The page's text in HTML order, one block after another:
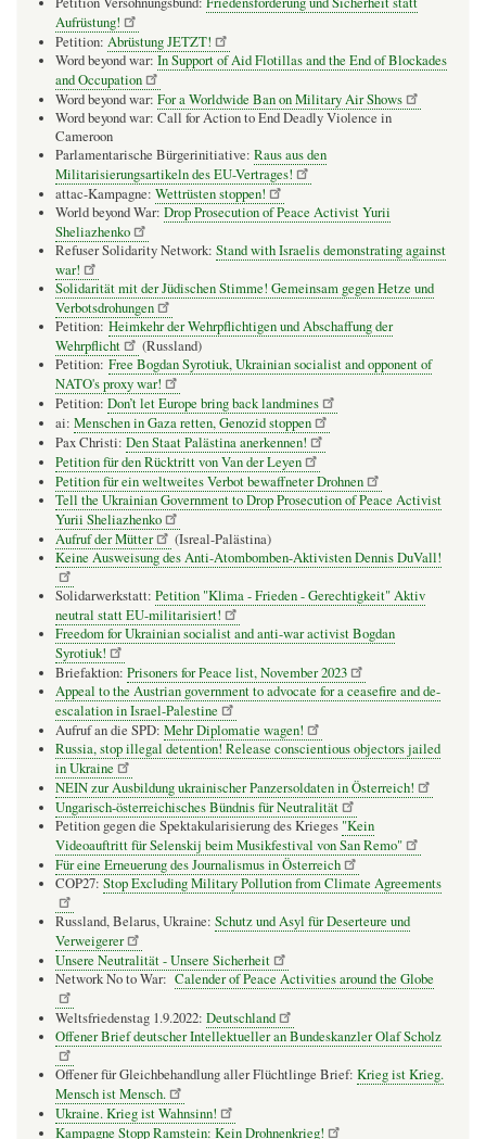
Aufrüstung!
Petition: Abrüstung JETZT!
Word beyond war: In Support of Aid Flotillas and the End of Blockades
and Occupation
Word beyond war: For a Worldwide Ban on Military Air Shows
Word beyond war: Call for Action to End Deadly Violence in
Cameroon
Parlamentarische Bürgerinitiative: Raus aus den
Militarisierungsartikeln des EU-Vertrages!
attac-Kampagne: Wettrüsten stoppen!
World beyond War: Drop Prosecution of Peace Activist Yurii
Sheliazhenko
Refuser Solidarity Network: Stand with Israelis demonstrating against
war!
Solidarität mit der Jüdischen Stimme! Gemeinsam gegen Hetze und
Verbotsdrohungen
Petition: Heimkehr der Wehrpflichtigen und Abschaffung der
Wehrpflicht
(Russland)
Petition: Free Bogdan Syrotiuk, Ukrainian socialist and opponent of
NATO's proxy war!
Petition: Don’t let Europe bring back landmines
ai: Menschen in Gaza retten, Genozid stoppen
Pax Christi: Den Staat Palästina anerkennen!
Petition für den Rücktritt von Van der Leyen
Petition für ein weltweites Verbot bewaffneter Drohnen
Tell the Ukrainian Government to Drop Prosecution of Peace Activist
Yurii Sheliazhenko
Aufruf der Mütter
(Isreal-Palästina)
Keine Ausweisung des Anti-Atombomben-Aktivisten Dennis DuVall!
Solidarwerkstatt: Petition "Klima - Frieden - Gerechtigkeit" Aktiv
neutral statt EU-militarisiert!
Freedom for Ukrainian socialist and anti-war activist Bogdan
Syrotiuk!
Briefaktion: Prisoners for Peace list, November 2023
Appeal to the Austrian government to advocate for a ceasefire and de-
escalation in Israel-Palestine
Aufruf an die SPD: Mehr Diplomatie wagen!
Russia, stop illegal detention! Release conscientious objectors jailed
in Ukraine
NEIN zur Ausbildung ukrainischer Panzersoldaten in Österreich!
Ungarisch-österreichisches Bündnis für Neutralität
Petition gegen die Spektakularisierung des Krieges "Kein
Videoauftritt für Selenskij beim Musikfestival von San Remo"
Für eine Erneuerung des Journalismus in Österreich
COP27: Stop Excluding Military Pollution from Climate Agreements
Russland, Belarus, Ukraine: Schutz und Asyl für Deserteure und
Verweigerer
Unsere Neutralität - Unsere Sicherheit
Network No to War: Calender of Peace Activities around the Globe
Weltsfriedenstag 1.9.2022: Deutschland
Offener Brief deutscher Intellektueller an Bundeskanzler Olaf Scholz
Offener für Gleichbehandlung aller Flüchtlinge Brief: Krieg ist Krieg.
Mensch ist Mensch.
Ukraine. Krieg ist Wahnsinn!
Kampagne Stopp Ramstein: Kein Drohnenkrieg!